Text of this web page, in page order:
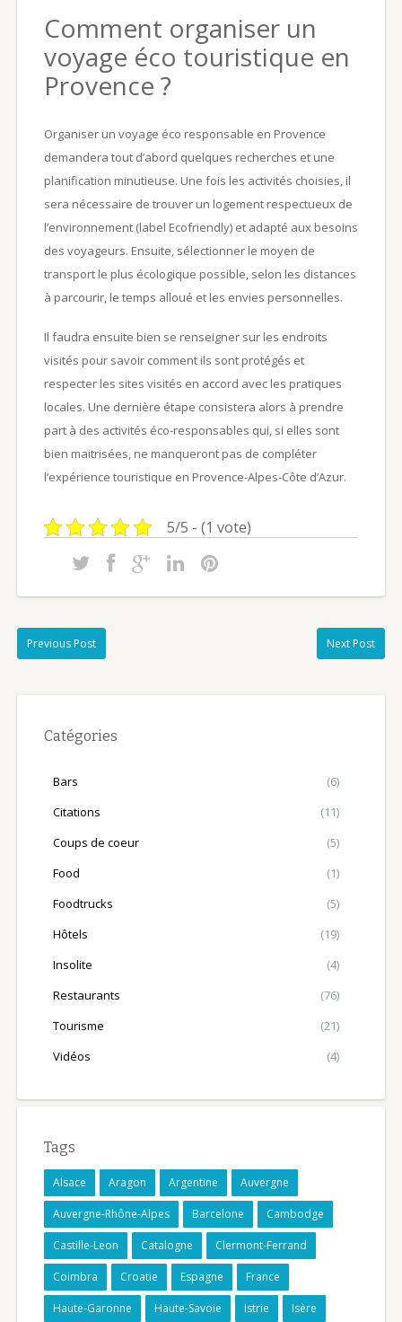
Comment organiser un
voyage éco touristique en
Provence ?
Organiser un voyage éco responsable en Provence
demandera tout d’abord quelques recherches et une
planification minutieuse. Une fois les activités choisies, il
sera nécessaire de trouver un logement respectueux de
l’environnement (label Ecofriendly) et adapté aux besoins
des voyageurs. Ensuite, sélectionner le moyen de
transport le plus écologique possible, selon les distances
à parcourir, le temps alloué et les envies personnelles.
Il faudra ensuite bien se renseigner sur les endroits
visités pour savoir comment ils sont protégés et
respecter les sites visités en accord avec les pratiques
locales. Une dernière étape consistera alors à prendre
part à des activités éco-responsables qui, si elles sont
bien maitrisées, ne manqueront pas de compléter
l’expérience touristique en Provence-Alpes-Côte d’Azur.
5/5 - (1 vote)
Previous Post Next Post
Catégories
Bars
(6)
Citations
(11)
Coups de coeur
(5)
Food
(1)
Foodtrucks
(5)
Hôtels
(19)
Insolite
(4)
Restaurants
(76)
Tourisme
(21)
Vidéos
(4)
Tags
Alsace Aragon Argentine Auvergne
Auvergne-Rhône-Alpes Barcelone Cambodge
Castille-Leon Catalogne Clermont-Ferrand
Coimbra Croatie Espagne France
Haute-Garonne Haute-Savoie Istrie Isère